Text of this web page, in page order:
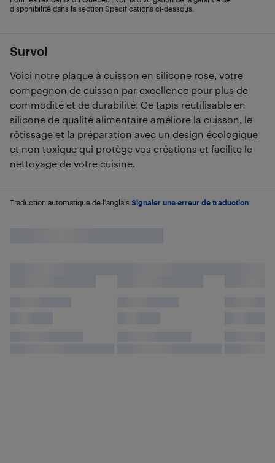
Survol
Voici notre plaque à cuisson en silicone rose, votre
compagnon de cuisson par excellence pour plus de
commodité et de durabilité. Ce tapis réutilisable en
silicone de qualité alimentaire améliore la cuisson, le
rôtissage et la préparation avec un design écologique
et non toxique qui protège vos créations et facilite le
nettoyage de votre cuisine.
Traduction automatique de l'anglais. Signaler une erreur de traduction
disponibilité dans la section Spécifications ci-dessous.